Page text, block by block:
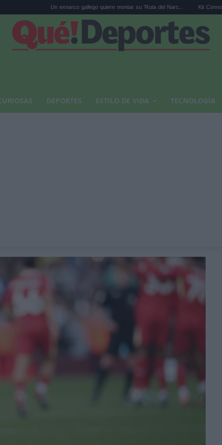
gallego quiere montar su 'Ruta del Narc... Kit Connor será Cíclope en los
DEPORTES ESTILO DE VIDA TECNOLOGÍA